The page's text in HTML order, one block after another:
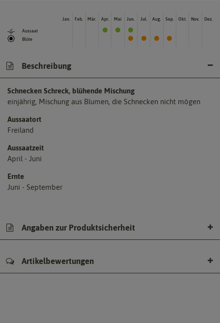
Aussaat
Blüte
Jan. Feb. Mär. Apr. Mai Jun. Jul. Aug. Sep. Okt. Nov. Dez.
Beschreibung
Schnecken Schreck, blühende Mischung
einjährig, Mischung aus Blumen, die Schnecken nicht mögen
Aussaatort
Freiland
Aussaatzeit
April - Juni
Ernte
Juni - September
Angaben zur Produktsicherheit
Artikelbewertungen